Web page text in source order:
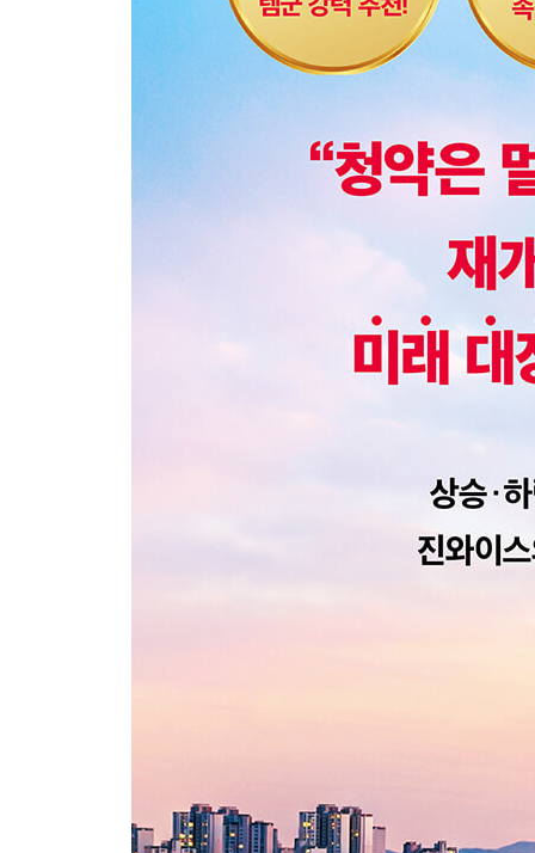
18 손품, 발품 팔며 임장할 지역을 찾아보자
19 ‘부동산 소장님’ 내 편으로 만드는 특급 비법
22 실전 계약에서 절대 놓치지 말아야 할 것들
23 임차인과 잘 지내는 비결이 있다
미라클! 진와이스 솔루션 어떻게 합법적으로 세금
6부 나에게 딱 맞춘 최적의 투자법 찾기
25 무주택자, 어떻게 투자해야 할까?
31 투기과열지구에서 물건을 살 때 확인할 것이 있